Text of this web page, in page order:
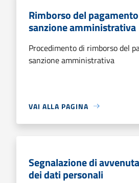
Rimborso del
sanzione amministrativa
Procedimento di rimborso del
sanzione amministrativa
VAI ALLA PAGINA
Segnalazione di
dei dati personali